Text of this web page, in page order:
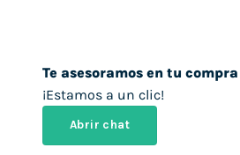
Te asesoramos en tu compra
¡Estamos a un clic!
Abrir chat